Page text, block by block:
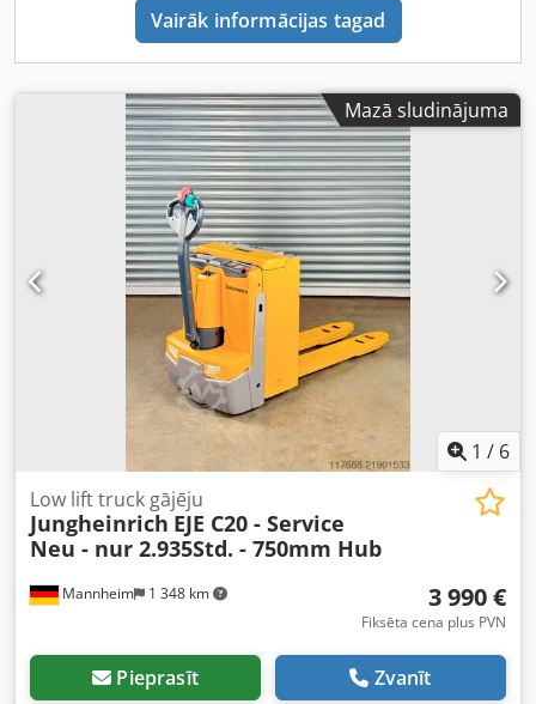
Vairāk informācijas tagad
Mazā sludinājuma
1 / 6
Mannheim 1 348 km
Low lift truck gājēju
Jungheinrich EJE C20 - Service
Neu - nur 2.935Std. - 750mm Hub
3 990 €
Fiksēta cena plus PVN
Pieprasīt Zvanīt